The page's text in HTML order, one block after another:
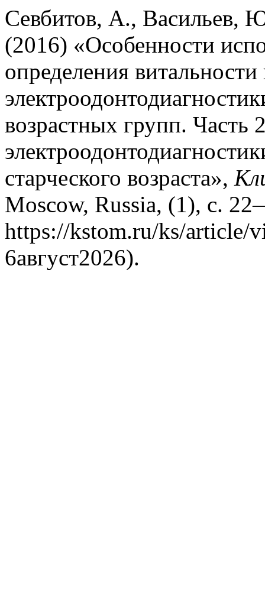
Севбитов, А., Васильев,
(2016) «Особенности
определения
возрастных групп. Часть
старческого возраста»,
Moscow, Russia, (1), с.
https://kstom.ru/ks/article/
6август2026).